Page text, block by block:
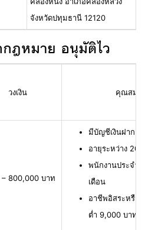
จังหวัดปทุมธานี 12120
ฎหมาย อนุมัติไว
วงเงิน คุณสมบั
– 800,000 บาท
มีบัญชีเงินฝาก
อายุระหว่าง 20
พนักงานประจำ
เดือน
อาชีพอิสระหรือ
ต่ำ 9,000 บาทต่